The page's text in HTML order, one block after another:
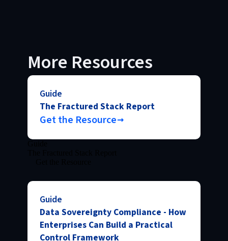
More Resources
Guide
The Fractured Stack Report
Get the Resource
Guide
Data Sovereignty Compliance - How
Enterprises Can Build a Practical
Control Framework